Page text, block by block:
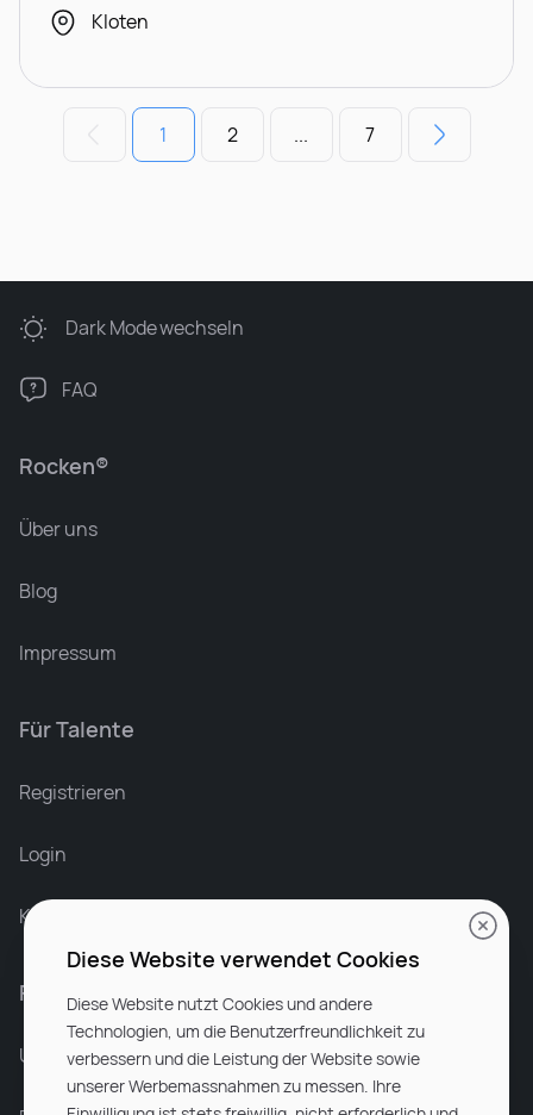
Kloten
1 2 ... 7
Rocken®
Über uns
Blog
Impressum
Für Talente
Registrieren
Login
Karriere bei Rocken
Für Unternehmen
Unsere Dienstleistungen
Dark Modewechseln
FAQ
Diese Website verwendet Cookies
Diese Website nutzt Cookies und andere
Technologien, um die Benutzerfreundlichkeit zu
verbessern und die Leistung der Website sowie
unserer Werbemassnahmen zu messen. Ihre